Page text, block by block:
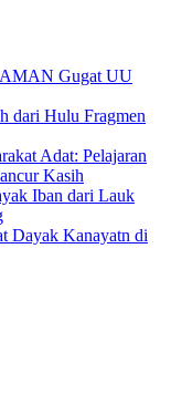
AMAN Gugat UU
dari Hulu Fragmen
Adat: Pelajaran
Kasih
Iban dari Lauk
Dayak Kanayatn di